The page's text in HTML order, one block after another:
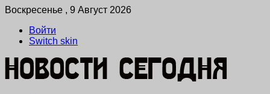
Воскресенье , 9 Август 2026
Войти
Switch skin